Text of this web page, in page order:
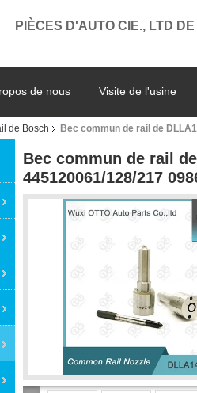
PIÈCES D'AUTO CIE., LTD
de nous Visite de l'usine
de Bosch Bec commun de rail de
Bec commun de rail
445120061/128/217